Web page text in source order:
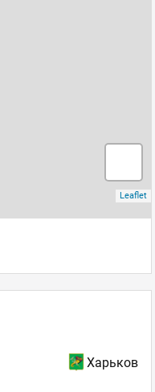
Харьков